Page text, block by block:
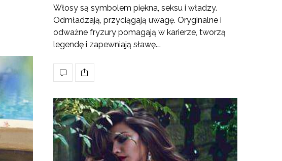
Włosy są symbolem piękna, seksu i władzy.
Odmładzają, przyciągają uwagę. Oryginalne i
odważne fryzury pomagają w karierze, tworzą
legendę i zapewniają sławę.…